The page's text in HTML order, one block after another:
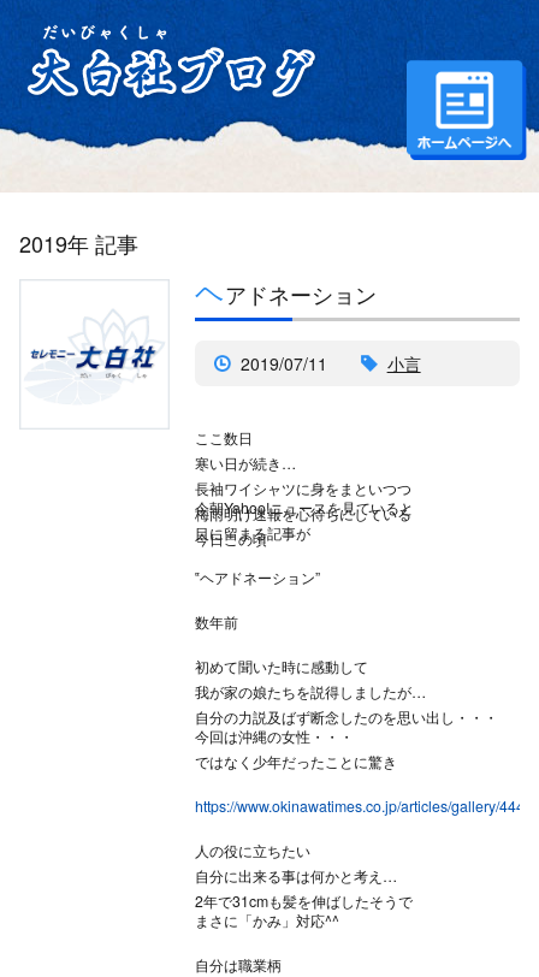
2019年 記事
ヘアドネーション
2019/07/11 小言
ここ数日
寒い日が続き
長袖ワイシャツに身をまといつつ
梅雨明け速報を心待ちにしている
今日この頃
今朝Yahoo!ニュースを見ていると
目に留まる記事が
‟ヘアドネーション”
数年前
初めて聞いた時に感動して
我が家の娘たちを説得しましたが
自分の力説及ばず断念したのを思い出し・・・
今回は沖縄の女性・・・
ではなく少年だったことに驚き
https://www.okinawatimes.co.jp/articles/gallery/
人の役に立ちたい
自分に出来る事は何かと考え
2年で31cmも髪を伸ばしたそうで
まさに「かみ」対応^^
自分は職業柄